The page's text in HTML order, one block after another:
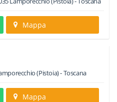
Mappa
(Pistoia) -Toscana
Mappa